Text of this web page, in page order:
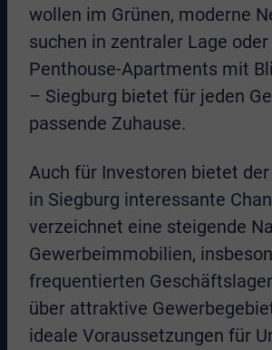
wollen im Grünen, moderne
suchen in zentraler Lage
Penthouse-Apartments mit
– Siegburg bietet für jeden
passende Zuhause.
Auch für Investoren bietet
in Siegburg interessante
verzeichnet eine steigende
Gewerbeimmobilien,
frequentierten
über attraktive
ideale Voraussetzungen für